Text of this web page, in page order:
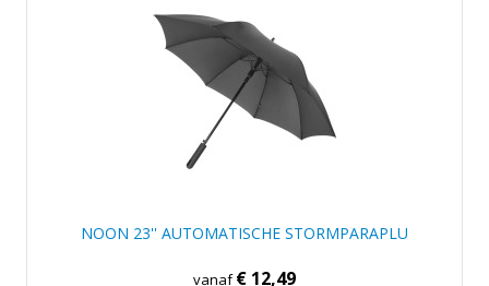
NOON 23'' AUTOMATISCHE STORMPARAPLU
vanaf€ 12,49